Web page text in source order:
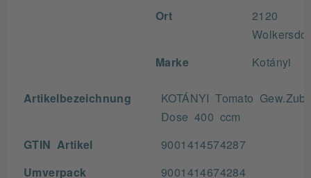
Ort
2120
Marke Kotányi
Artikelbezeichnung
KOTÁNYI Tomato
Dose 400 ccm
GTIN Artikel 9001414574287
Umverpack 9001414674284